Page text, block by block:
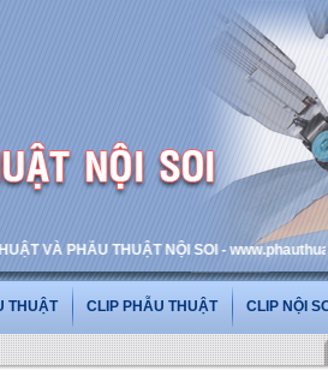
PHẪU THUẬT NỘI SOI -
THUẬT CLIP PHẪU THUẬT CLIP NỘI